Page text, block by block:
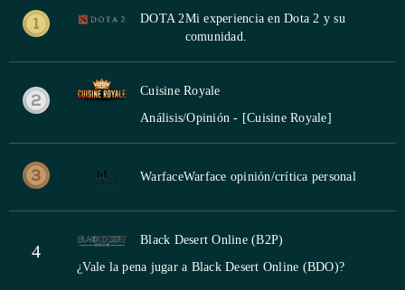
DOTA 2Mi experiencia en Dota 2 y su
comunidad.
Cuisine Royale
Análisis/Opinión - [Cuisine Royale]
WarfaceWarface opinión/crítica personal
4
Black Desert Online (B2P)
¿Vale la pena jugar a Black Desert Online (BDO)?